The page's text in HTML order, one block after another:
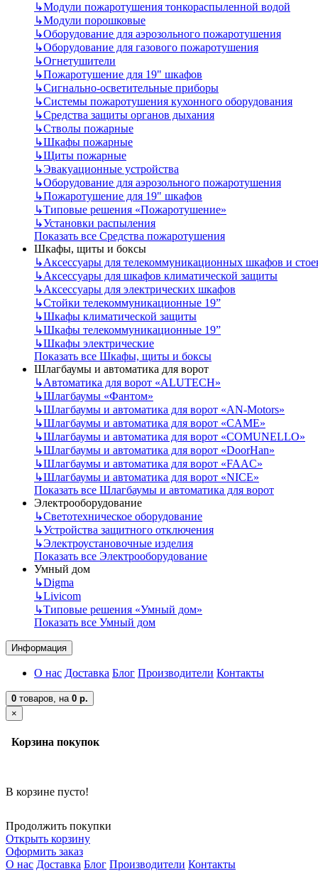
↳Модули пожаротушения тонкораспыленной водой
↳Модули порошковые
↳Оборудование для аэрозольного пожаротушения
↳Оборудование для газового пожаротушения
↳Огнетушители
↳Пожаротушение для 19" шкафов
↳Сигнально-осветительные приборы
↳Системы пожаротушения кухонного оборудования
↳Средства защиты органов дыхания
↳Стволы пожарные
↳Шкафы пожарные
↳Щиты пожарные
↳Эвакуационные устройства
↳Оборудование для аэрозольного пожаротушения
↳Пожаротушение для 19" шкафов
↳Типовые решения «Пожаротушение»
↳Установки распыления
Показать все Средства пожаротушения
Шкафы, щиты и боксы
↳Аксессуары для телекоммуникационных шкафов и
↳Аксессуары для шкафов климатической защиты
↳Аксессуары для электрических шкафов
↳Стойки телекоммуникационные 19”
↳Шкафы климатической защиты
↳Шкафы телекоммуникационные 19”
↳Шкафы электрические
Показать все Шкафы, щиты и боксы
Шлагбаумы и автоматика для ворот
↳Автоматика для ворот «ALUTECH»
↳Шлагбаумы «Фантом»
↳Шлагбаумы и автоматика для ворот «AN-Motors»
↳Шлагбаумы и автоматика для ворот «CAME»
↳Шлагбаумы и автоматика для ворот «COMUNELLO»
↳Шлагбаумы и автоматика для ворот «DoorHan»
↳Шлагбаумы и автоматика для ворот «FAAC»
↳Шлагбаумы и автоматика для ворот «NICE»
Показать все Шлагбаумы и автоматика для ворот
Электрооборудование
↳Светотехническое оборудование
↳Устройства защитного отключения
↳Электроустановочные изделия
Показать все Электрооборудование
Умный дом
↳Digma
↳Livicom
↳Типовые решения «Умный дом»
Показать все Умный дом
Информация
О нас Доставка Блог Производители Контакты
0 товаров, на 0 р.
×
Корзина покупок
В корзине пусто!
Продолжить покупки
Открыть корзину
Оформить заказ
О нас Доставка Блог Производители Контакты